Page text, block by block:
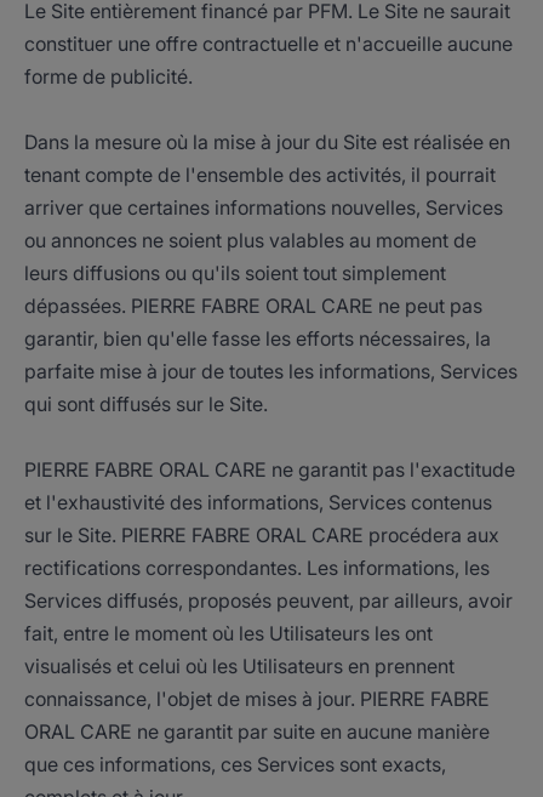
Le Site entièrement financé par PFM. Le Site ne saurait
constituer une offre contractuelle et n'accueille aucune
forme de publicité.
Dans la mesure où la mise à jour du Site est réalisée en
tenant compte de l'ensemble des activités, il pourrait
arriver que certaines informations nouvelles, Services
ou annonces ne soient plus valables au moment de
leurs diffusions ou qu'ils soient tout simplement
dépassées. PIERRE FABRE ORAL CARE ne peut pas
garantir, bien qu'elle fasse les efforts nécessaires, la
parfaite mise à jour de toutes les informations, Services
qui sont diffusés sur le Site.
PIERRE FABRE ORAL CARE ne garantit pas l'exactitude
et l'exhaustivité des informations, Services contenus
sur le Site. PIERRE FABRE ORAL CARE procédera aux
rectifications correspondantes. Les informations, les
Services diffusés, proposés peuvent, par ailleurs, avoir
fait, entre le moment où les Utilisateurs les ont
visualisés et celui où les Utilisateurs en prennent
connaissance, l'objet de mises à jour. PIERRE FABRE
ORAL CARE ne garantit par suite en aucune manière
que ces informations, ces Services sont exacts,